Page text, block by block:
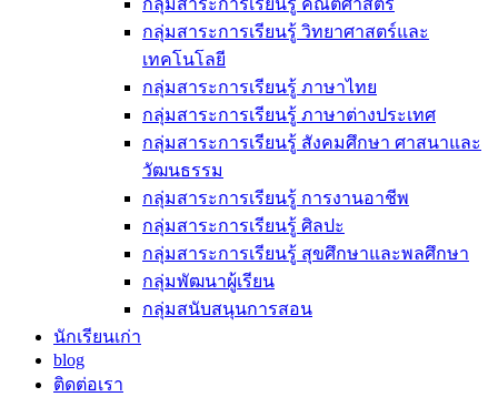
กลุ่มสาระการเรียนรู้ คณิตศาสตร์
กลุ่มสาระการเรียนรู้ วิทยาศาสตร์และ
เทคโนโลยี
กลุ่มสาระการเรียนรู้ ภาษาไทย
กลุ่มสาระการเรียนรู้ ภาษาต่างประเทศ
กลุ่มสาระการเรียนรู้ สังคมศึกษา ศาสนาและ
วัฒนธรรม
กลุ่มสาระการเรียนรู้ การงานอาชีพ
กลุ่มสาระการเรียนรู้ ศิลปะ
กลุ่มสาระการเรียนรู้ สุขศึกษาและพลศึกษา
กลุ่มพัฒนาผู้เรียน
กลุ่มสนับสนุนการสอน
นักเรียนเก่า
blog
ติดต่อเรา